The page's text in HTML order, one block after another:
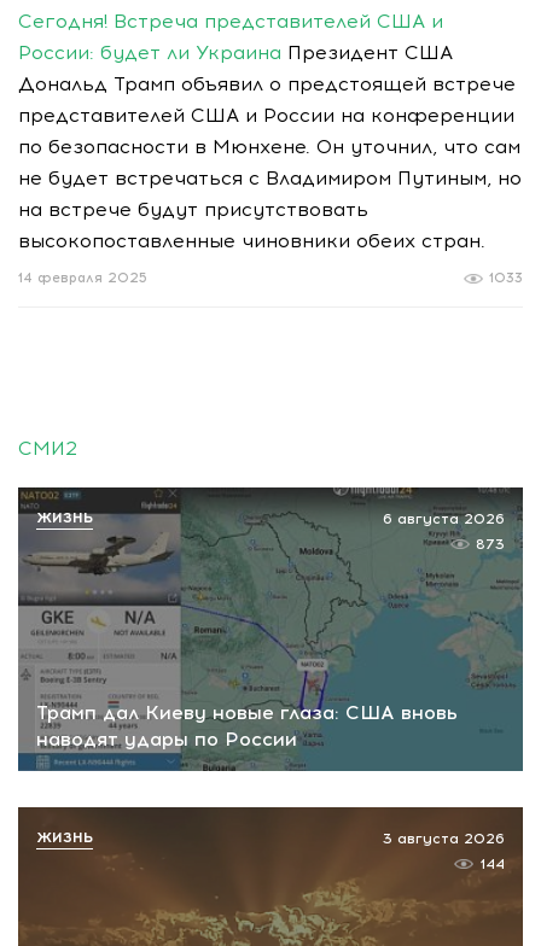
Сегодня! Встреча представителей США и
России: будет ли Украина Президент США
Дональд Трамп объявил о предстоящей встрече
представителей США и России на конференции
по безопасности в Мюнхене. Он уточнил, что сам
не будет встречаться с Владимиром Путиным, но
на встрече будут присутствовать
высокопоставленные чиновники обеих стран.
1033
14 февраля 2025
СМИ2
Трамп дал Киеву новые глаза: США вновь
наводят удары по России
6 августа 2026
873
ЖИЗНЬ
3 августа 2026
144
ЖИЗНЬ